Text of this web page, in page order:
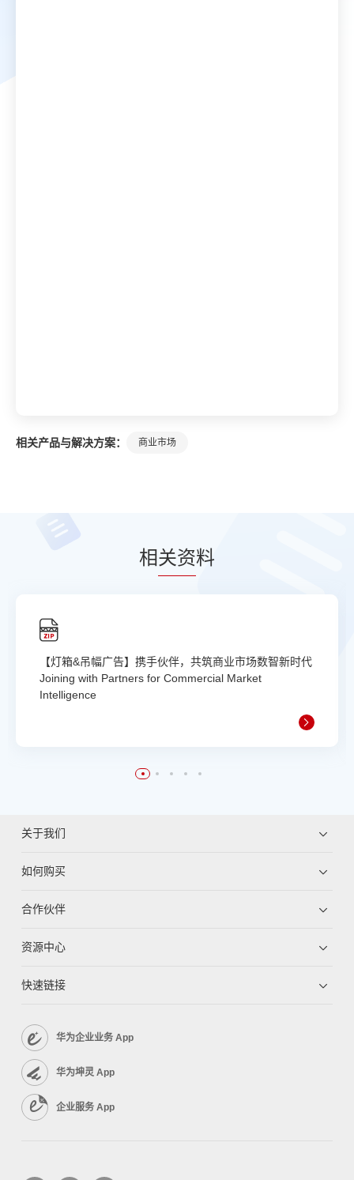
相关产品与解决方案： 商业市场
相关资料
【灯箱&吊幅广告】携手伙伴，共筑商业市场数智新时代
Joining with Partners for Commercial Market
Intelligence
关于我们
如何购买
合作伙伴
资源中心
快速链接
华为企业业务 App
华为坤灵 App
企业服务 App